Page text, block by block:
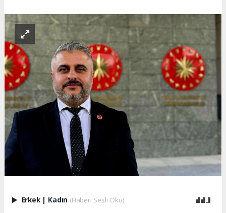
Erkek | Kadın (Haberi Sesli Oku)